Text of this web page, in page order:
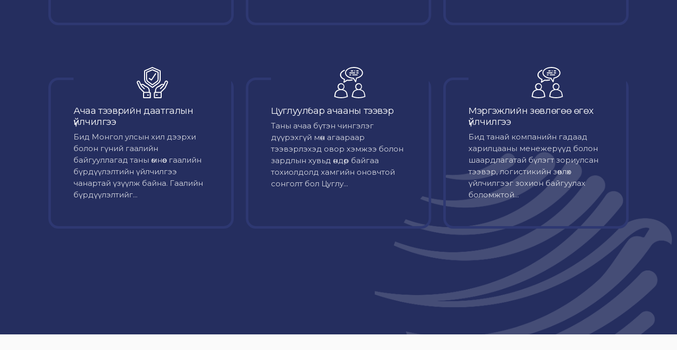
Ачаа тээврийн даатгалын
үйлчилгээ
Бид Монгол улсын хил дээрхи
болон гүний гаалийн
байгууллагад таны өмнөөс гаалийн
бүрдүүлэлтийн үйлчилгээ
чанартай үзүүлж байна. Гаалийн
бүрдүүлэлтийг...
Цуглуулбар ачааны тээвэр
Таны ачаа бүтэн чингэлэг
дүүрэхгүй мөн агаараар
тээвэрлэхэд овор хэмжээ болон
зардлын хувьд өндөр байгаа
тохиолдолд хамгийн оновчтой
сонголт бол Цуглу...
Мэргэжлийн зөвлөгөө өгөх
үйлчилгээ
Бид танай компанийн гадаад
харилцааны менежерүүд болон
шаардлагатай бүлэгт зориулсан
тээвэр, логистикийн зөвлөх
үйлчилгээг зохион байгуулах
боломжтой...